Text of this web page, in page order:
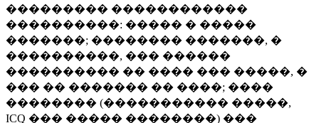
��������� ������������
����������: ����� � �����
�������; �������� �������, �
����������, ��� ������
���������� �� ���� ��� �����, �
��� �� ������� �� ����; ����
�������� (����������� �����,
ICQ ��� ����� ��������) ���